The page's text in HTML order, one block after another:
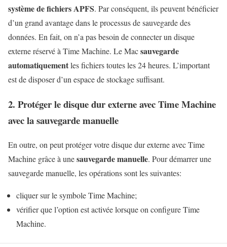
système de fichiers APFS. Par conséquent, ils peuvent bénéficier
d’un grand avantage dans le processus de sauvegarde des
données. En fait, on n’a pas besoin de connecter un disque
externe réservé à Time Machine. Le Macsauvegarde
automatiquementles fichiers toutes les 24 heures. L’important
est de disposer d’un espace de stockage suffisant.
2. Protéger le disque dur externe avec Time Machine
avec la sauvegarde manuelle
En outre, on peut protéger votre disque dur externe avec Time
Machine grâce à unesauvegarde manuelle. Pour démarrer une
sauvegarde manuelle, les opérations sont les suivantes:
cliquer sur le symbole Time Machine;
vérifier que l’option est activée lorsque on configure Time
Machine.